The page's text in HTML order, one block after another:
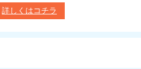
詳しくはコチラ